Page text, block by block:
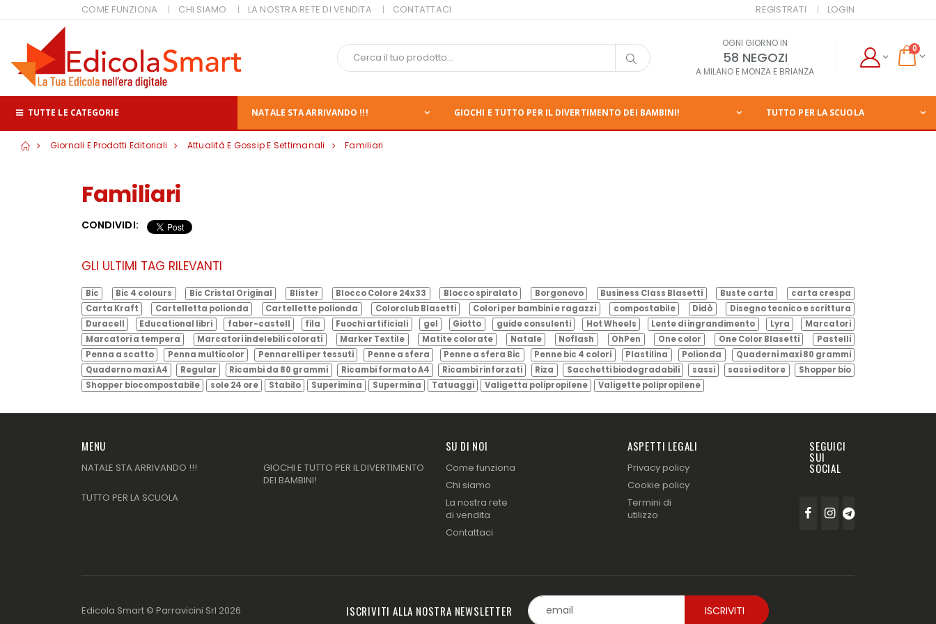
COME FUNZIONA CHI SIAMO LA NOSTRA RETE DI VENDITA CONTATTACI REGISTRATI LOGIN
OGNI GIORNO IN
58 NEGOZI
A MILANO E MONZA E BRIANZA
0
TUTTE LE CATEGORIE NATALE STA ARRIVANDO !!! GIOCHI E TUTTO PER IL DIVERTIMENTO DEI BAMBINI! TUTTO PER LA SCUOLA
Giornali E Prodotti Editoriali Attualità E Gossip E Settimanali Familiari
Familiari
CONDIVIDI:
GLI ULTIMI TAG RILEVANTI
Bic Bic 4 colours Bic Cristal Original Blister Blocco Colore 24x33 Blocco spiralato Borgonovo Business Class Blasetti Buste carta
carta crespa
Carta Kraft
Cartelletta polionda Cartellette polionda Colorclub Blasetti Colori per bambini e ragazzi compostabile Didò
Disegno tecnico e scrittura
Duracell
Educational libri faber-castell fila Fuochi artificiali gel Giotto guide consulenti Hot Wheels Lente di ingrandimento Lyra
Marcatori
Marcatori a tempera
Marcatori indelebili colorati Marker Textile Matite colorate Natale Noflash OhPen One color One Color Blasetti
Pastelli
Penna a scatto
Penna multicolor Pennarelli per tessuti Penne a sfera Penne a sfera Bic Penne bic 4 colori Plastilina Polionda
Quaderni maxi 80 grammi
Quaderno maxi A4
Regular Ricambi da 80 grammi Ricambi formato A4 Ricambi rinforzati Riza Sacchetti biodegradabili sassi sassi editore
Shopper bio
Shopper biocompostabile
sole 24 ore Stabilo Superimina Supermina Tatuaggi Valigetta polipropilene Valigette polipropilene
MENU
NATALE STA ARRIVANDO !!!
GIOCHI E TUTTO PER IL DIVERTIMENTO
DEI BAMBINI!
TUTTO PER LA SCUOLA
SU DI NOI
Come funziona
Chi siamo
La nostra rete
di vendita
Contattaci
ASPETTI LEGALI
Privacy policy
Cookie policy
Termini di
utilizzo
SEGUICI
SUI
SOCIAL
Edicola Smart © Parravicini Srl 2026 ISCRIVITI ALLA NOSTRA NEWSLETTER